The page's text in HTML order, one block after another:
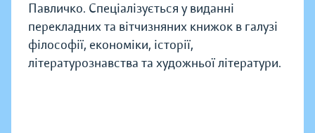
Павличко. Спеціалізується у виданні
перекладних та вітчизняних книжок в галузі
філософії, економіки, історії,
літературознавства та художньої літератури.